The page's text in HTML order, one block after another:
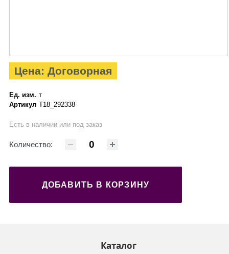
Цена: Договорная
Ед. изм. т
Артикул Т18_292338
Есть в наличии или под заказ
Количество:
ДОБАВИТЬ В КОРЗИНУ
Каталог